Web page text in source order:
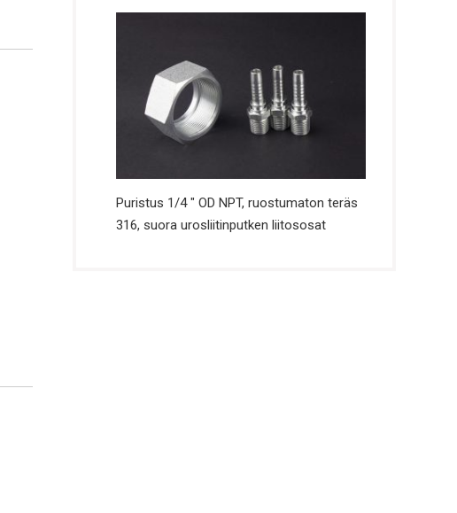
Puristus 1/4 ″ OD NPT, ruostumaton teräs
316, suora urosliitinputken liitososat